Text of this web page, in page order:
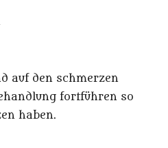
auf den schmerzen
fortführen so
haben.